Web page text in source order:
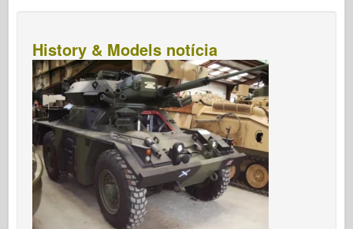
History & Models notícia